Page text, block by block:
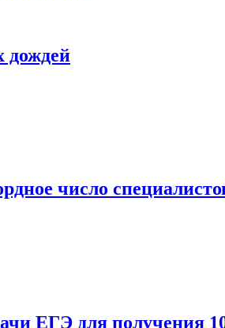
дождей
число
ЕГЭ для получения